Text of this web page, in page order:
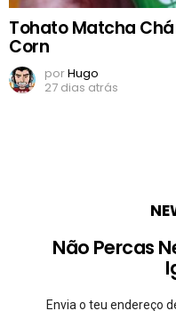
Tohato Matcha
Corn
porHugo
27 dias atrás
Não Percas
Envia o teu endereço